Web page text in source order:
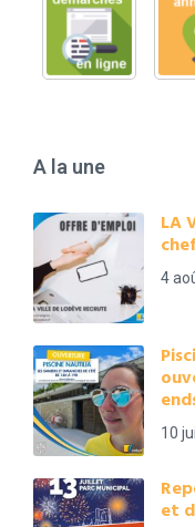
A la une
LA
4
10
et